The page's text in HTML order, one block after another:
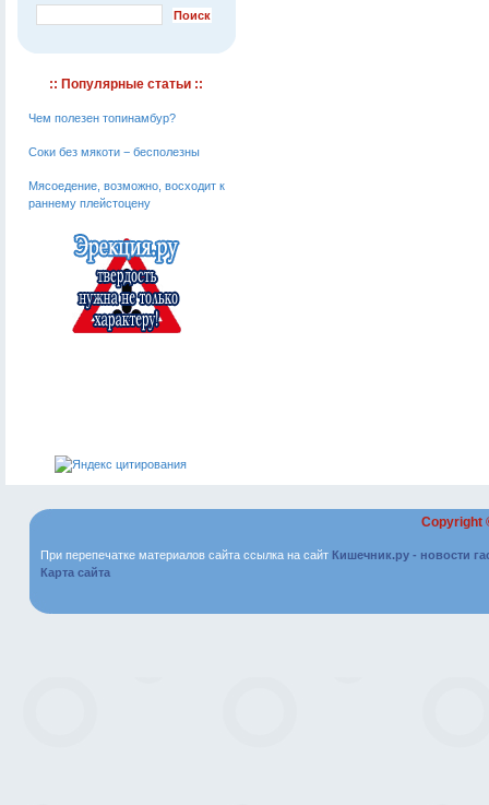
:: Популярные статьи ::
Чем полезен топинамбур?
Соки без мякоти − бесполезны
Мясоедение, возможно, восходит к
раннему плейстоцену
Copyright
При перепечатке материалов сайта ссылка на сайт Кишечник.ру - новости
Карта сайта